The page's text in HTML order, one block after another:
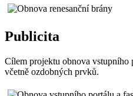
Publicita
Cílem projektu obnova vstupního
včetně ozdobných prvků.